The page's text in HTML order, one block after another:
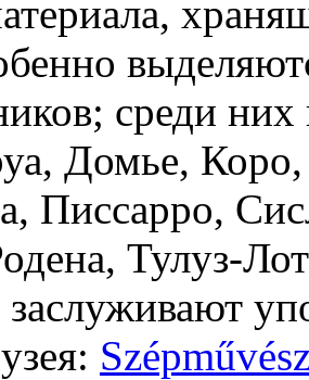
среди них
Домье,
Писсарро,
Тулуз-